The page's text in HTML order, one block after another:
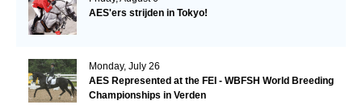
AES'ers strijden in Tokyo!
Monday, July 26
AES Represented at the FEI - WBFSH World Breeding
Championships in Verden